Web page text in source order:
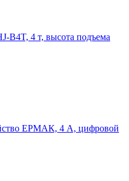
B4T, 4 т, высота подъема
ЕРМАК, 4 А, цифровой